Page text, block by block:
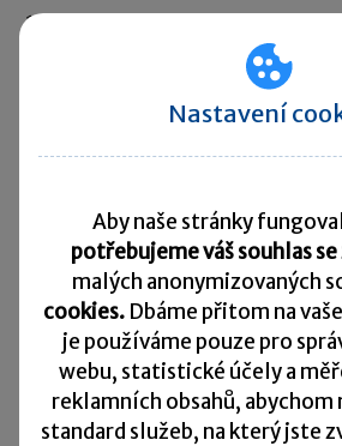
10. 8. 2026
Splatnost daně za červen 2026
Načítám
hodnoty
Užitečné informace
Nastavení
Aby naše stránky
potřebujeme váš souhlas
malých anonymizovaných
cookies. Dbáme přitom na
je používáme pouze pro
webu, statistické účely a
reklamních obsahů,
standard služeb, na který jste